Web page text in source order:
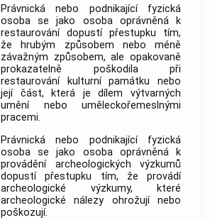
Právnická nebo podnikající fyzická
osoba se jako osoba oprávněná k
restaurování dopustí přestupku tím,
že hrubým způsobem nebo méně
závažným způsobem, ale opakovaně
prokazatelně poškodila při
restaurování kulturní památku nebo
její část, která je dílem výtvarných
umění nebo uměleckořemeslnými
pracemi.
Právnická nebo podnikající fyzická
osoba se jako osoba oprávněná k
provádění archeologických výzkumů
dopustí přestupku tím, že provádí
archeologické výzkumy, které
archeologické nálezy ohrožují nebo
poškozují.